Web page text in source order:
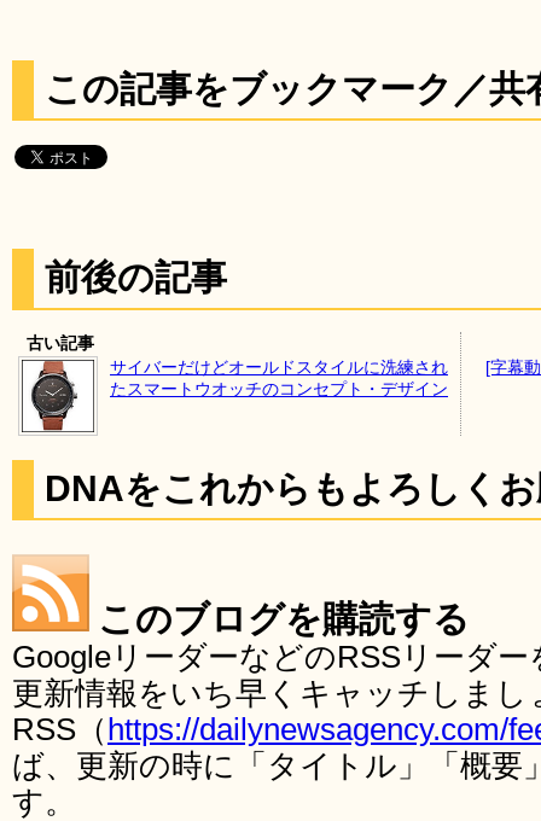
この記事をブックマーク／共
前後の記事
古い記事
サイバーだけどオールドスタイルに洗練され
たスマートウオッチのコンセプト・デザイン
[字幕
DNAをこれからもよろしく
このブログを購読する
GoogleリーダーなどのRSSリーダ
更新情報をいち早くキャッチしま
RSS（ https://dailynewsagency.com/
ば、更新の時に「タイトル」「概要
す。